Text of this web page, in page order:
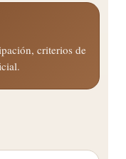
criterios de